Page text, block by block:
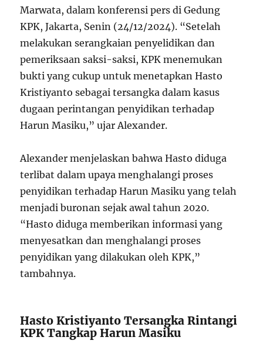
Marwata, dalam konferensi pers di Gedung
KPK, Jakarta, Senin (24/12/2024). “Setelah
melakukan serangkaian penyelidikan dan
pemeriksaan saksi-saksi, KPK menemukan
bukti yang cukup untuk menetapkan Hasto
Kristiyanto sebagai tersangka dalam kasus
dugaan perintangan penyidikan terhadap
Harun Masiku,” ujar Alexander.
Alexander menjelaskan bahwa Hasto diduga
terlibat dalam upaya menghalangi proses
penyidikan terhadap Harun Masiku yang telah
menjadi buronan sejak awal tahun 2020.
“Hasto diduga memberikan informasi yang
menyesatkan dan menghalangi proses
penyidikan yang dilakukan oleh KPK,”
tambahnya.
Hasto Kristiyanto Tersangka Rintangi
KPK Tangkap Harun Masiku